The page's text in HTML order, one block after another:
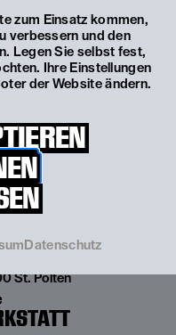
zum Einsatz kommen,
verbessern und den
Legen Sie selbst fest,
Ihre Einstellungen
der Website ändern.
Datenschutz
IM
St. Pölten